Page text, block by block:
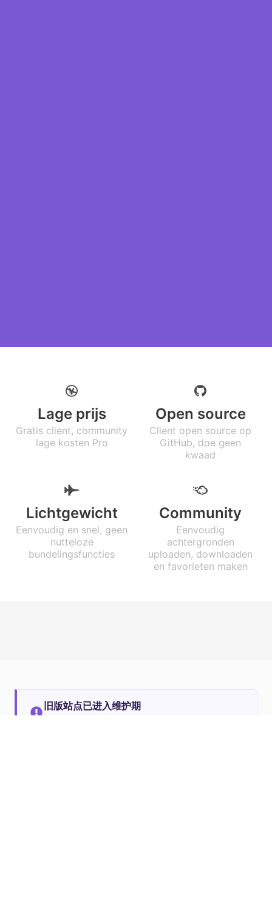
Lage prijs
Gratis client, community
lage kosten Pro
Open source
Client open source op
GitHub, doe geen
kwaad
Lichtgewicht
Eenvoudig en snel, geen
nutteloze
bundelingsfuncties
Community
Eenvoudig
achtergronden
uploaden, downloaden
en favorieten maken
旧版站点已进入维护期